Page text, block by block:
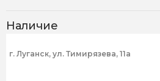
Наличие
г. Луганск, ул. Тимирязева, 11а